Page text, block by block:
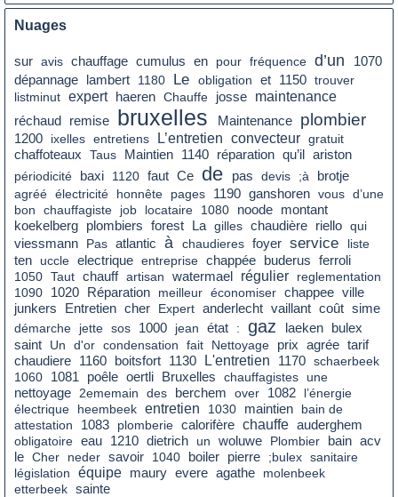
Nuages
sur avis chauffage cumulus en pour fréquence d’un
1070
dépannage
lambert 1180 Le obligation et 1150 trouver
listminut expert haeren Chauffe josse
maintenance
réchaud remise bruxelles Maintenance plombier
1200 ixelles entretiens L’entretien convecteur gratuit
chaffoteaux
Taus Maintien 1140 réparation qu’il ariston
périodicité
baxi 1120 faut Ce de pas devis ;à
brotje
agréé électricité honnête pages 1190 ganshoren vous d’une
bon
chauffagiste job locataire 1080 noode montant
koekelberg plombiers forest La gilles chaudière riello qui
viessmann
Pas atlantic à chaudieres foyer service
liste
ten
uccle electrique entreprise chappée buderus
ferroli
1050 Taut chauff artisan watermael régulier
reglementation
1090
1020 Réparation meilleur économiser chappee ville
junkers
Entretien cher Expert anderlecht vaillant coût sime
démarche
jette sos 1000 jean état : gaz laeken bulex
saint Un d'or condensation fait Nettoyage prix agrée tarif
chaudiere
1160 boitsfort 1130 L'entretien 1170 schaerbeek
1060
1081 poêle oertli Bruxelles chauffagistes une
nettoyage 2ememain des berchem over 1082
l’énergie
électrique
heembeek entretien 1030 maintien
bain de
attestation
1083 plomberie calorifère chauffe auderghem
obligatoire eau 1210 dietrich un woluwe Plombier bain acv
le Cher neder savoir 1040 boiler pierre ;bulex sanitaire
législation
équipe maury evere agathe
molenbeek
etterbeek sainte